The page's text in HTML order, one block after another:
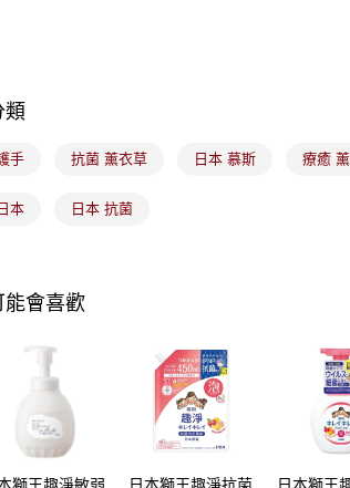
類
手 抗菌 薰衣草 日本 慕斯 療癒
本 日本 抗菌
能會喜歡